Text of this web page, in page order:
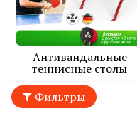
Антивандальные
теннисные столы
Фильтры